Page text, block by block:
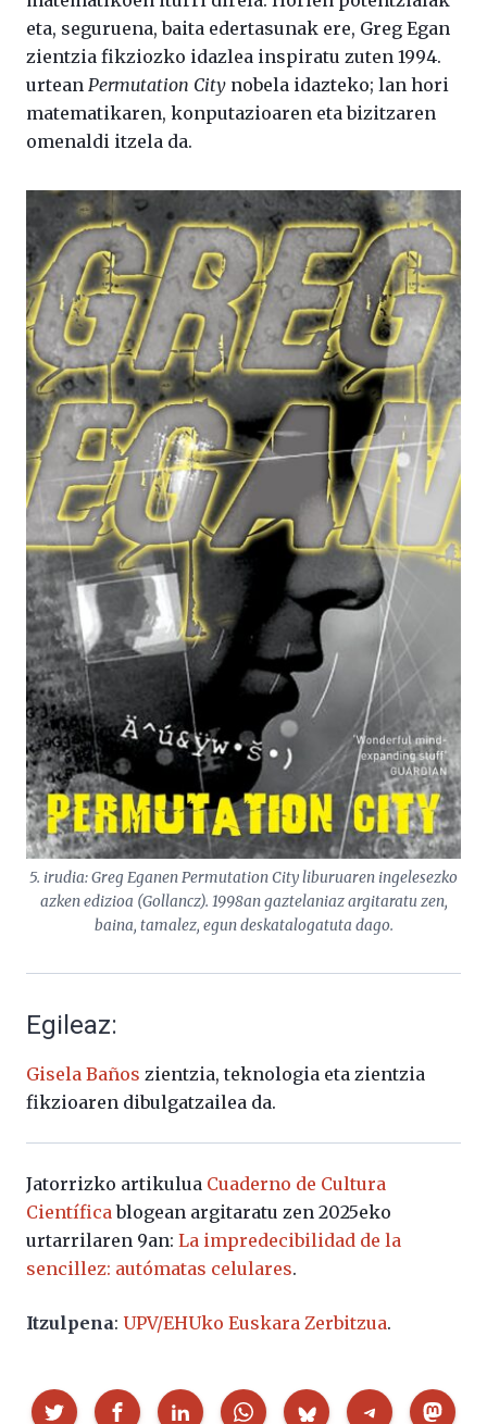
eta, seguruena, baita edertasunak ere, Greg Egan
zientzia fikziozko idazlea inspiratu zuten 1994.
urtean Permutation City nobela idazteko; lan hori
matematikaren, konputazioaren eta bizitzaren
omenaldi itzela da.
5. irudia: Greg EganenPermutation Cityliburuaren ingelesezko
azken edizioa (Gollancz). 1998an gaztelaniaz argitaratu zen,
baina, tamalez, egun deskatalogatuta dago.
Egileaz:
Gisela Baños zientzia, teknologia eta zientzia
fikzioaren dibulgatzailea da.
Jatorrizko artikulua Cuaderno de Cultura
Científicablogean argitaratu zen 2025eko
urtarrilaren 9an: La impredecibilidad de la
sencillez: autómatas celulares.
Itzulpena: UPV/EHUko Euskara Zerbitzua.
Partekatu